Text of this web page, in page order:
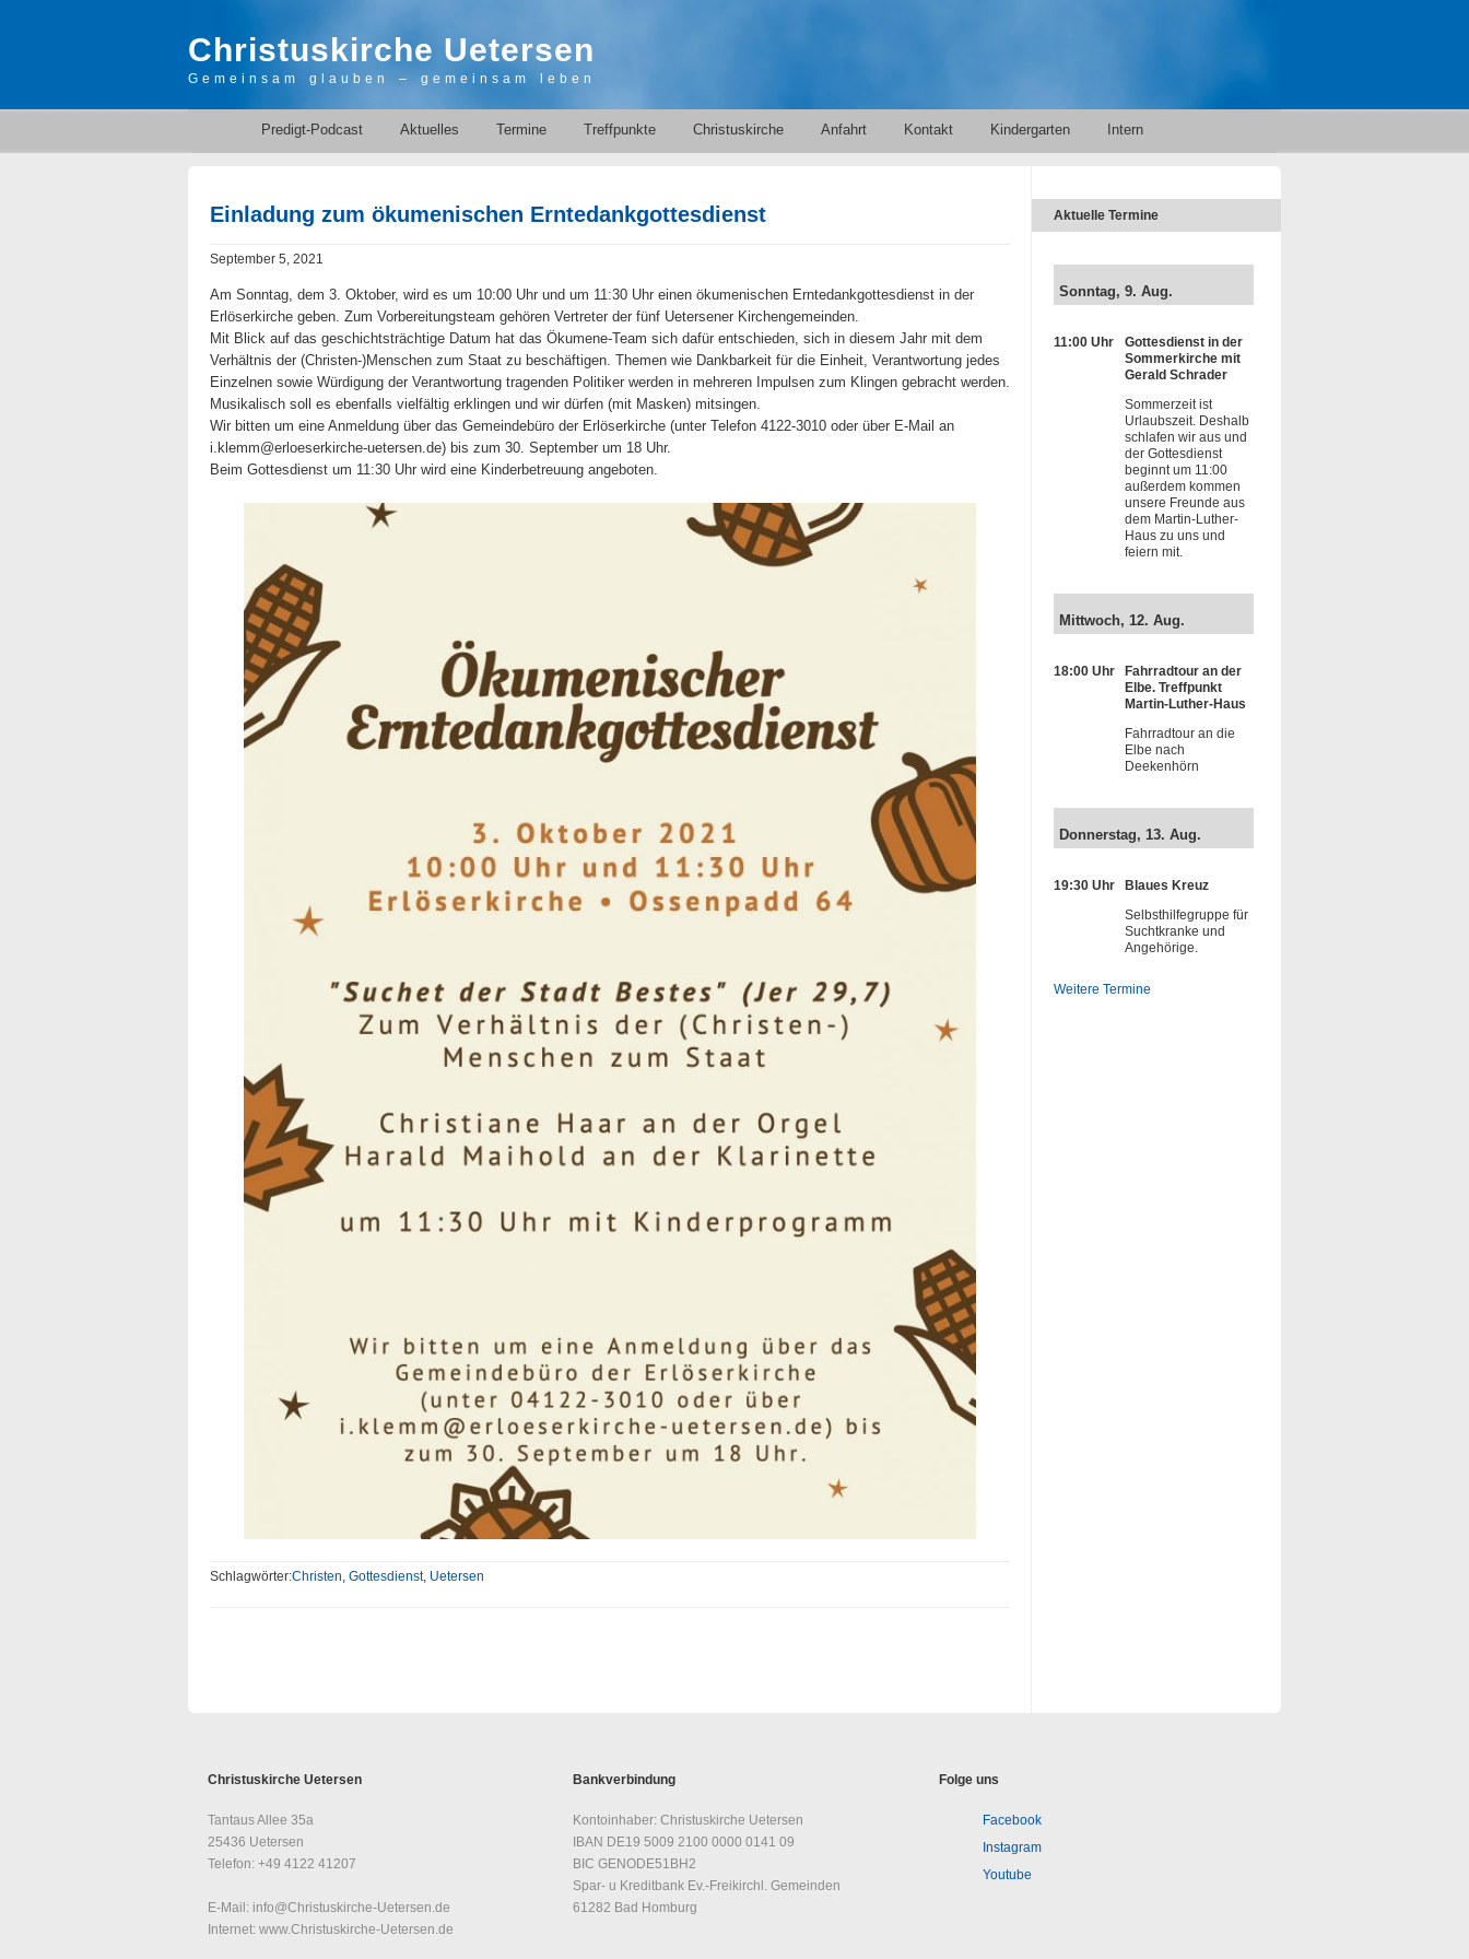
Christuskirche Uetersen
Gemeinsam glauben – gemeinsam leben
Predigt-Podcast Aktuelles Termine Treffpunkte Christuskirche Anfahrt Kontakt Kindergarten Intern
Einladung zum ökumenischen Erntedankgottesdienst
September 5, 2021
Am Sonntag, dem 3. Oktober, wird es um 10:00 Uhr und um 11:30 Uhr einen ökumenischen Erntedankgottesdienst in der
Erlöserkirche geben. Zum Vorbereitungsteam gehören Vertreter der fünf Uetersener Kirchengemeinden.
Mit Blick auf das geschichtsträchtige Datum hat das Ökumene-Team sich dafür entschieden, sich in diesem Jahr mit dem
Verhältnis der (Christen-)Menschen zum Staat zu beschäftigen. Themen wie Dankbarkeit für die Einheit, Verantwortung jedes
Einzelnen sowie Würdigung der Verantwortung tragenden Politiker werden in mehreren Impulsen zum Klingen gebracht werden.
Musikalisch soll es ebenfalls vielfältig erklingen und wir dürfen (mit Masken) mitsingen.
Wir bitten um eine Anmeldung über das Gemeindebüro der Erlöserkirche (unter Telefon 4122-3010 oder über E-Mail an
i.klemm@erloeserkirche-uetersen.de) bis zum 30. September um 18 Uhr.
Beim Gottesdienst um 11:30 Uhr wird eine Kinderbetreuung angeboten.
Schlagwörter:Christen, Gottesdienst, Uetersen
Aktuelle Termine
Sonntag, 9. Aug.
11:00 Uhr
Gottesdienst in der
Sommerkirche mit
Gerald Schrader
Sommerzeit ist
Urlaubszeit. Deshalb
schlafen wir aus und
der Gottesdienst
beginnt um 11:00
außerdem kommen
unsere Freunde aus
dem Martin-Luther-
Haus zu uns und
feiern mit.
Mittwoch, 12. Aug.
18:00 Uhr
Fahrradtour an der
Elbe. Treffpunkt
Martin-Luther-Haus
Fahrradtour an die
Elbe nach
Deekenhörn
Donnerstag, 13. Aug.
19:30 Uhr
Blaues Kreuz
Selbsthilfegruppe für
Suchtkranke und
Angehörige.
Weitere Termine
Christuskirche Uetersen
Tantaus Allee 35a
25436 Uetersen
Telefon: +49 4122 41207
E-Mail: info@Christuskirche-Uetersen.de
Internet: www.Christuskirche-Uetersen.de
Bankverbindung
Kontoinhaber: Christuskirche Uetersen
IBAN DE19 5009 2100 0000 0141 09
BIC GENODE51BH2
Spar- u Kreditbank Ev.-Freikirchl. Gemeinden
61282 Bad Homburg
Folge uns
Facebook
Instagram
Youtube